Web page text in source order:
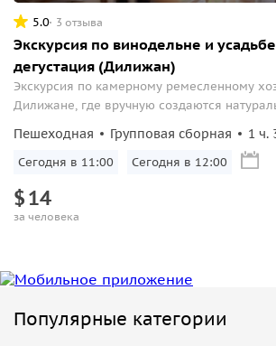
5.0 3 отзыва
Экскурсия по винодельне и усадьбе
дегустация (Дилижан)
Экскурсия по камерному ремесленному
Дилижане, где вручную создаются
Пешеходная Групповая сборная 1 ч.
Сегодня в 11:00 Сегодня в 12:00
$14
за человека
Популярные категории